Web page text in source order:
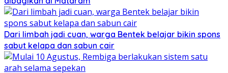
Dari limbah jadi cuan, warga Bentek belajar bikin spons
sabut kelapa dan sabun cair